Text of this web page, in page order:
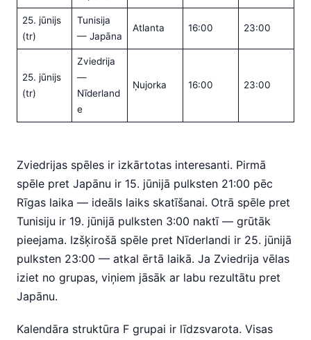
25. jūnijs
(tr)
Tunisija
— Japāna
Atlanta 16:00 23:00
25. jūnijs
(tr)
Zviedrija
—
Nīderland
e
Ņujorka 16:00 23:00
Zviedrijas spēles ir izkārtotas interesanti. Pirmā
spēle pret Japānu ir 15. jūnijā pulksten 21:00 pēc
Rīgas laika — ideāls laiks skatīšanai. Otrā spēle pret
Tunisiju ir 19. jūnijā pulksten 3:00 naktī — grūtāk
pieejama. Izšķirošā spēle pret Nīderlandi ir 25. jūnijā
pulksten 23:00 — atkal ērtā laikā. Ja Zviedrija vēlas
iziet no grupas, viņiem jāsāk ar labu rezultātu pret
Japānu.
Kalendāra struktūra F grupai ir līdzsvarota. Visas